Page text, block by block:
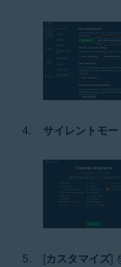
サイレントモー
[カスタマイズ]